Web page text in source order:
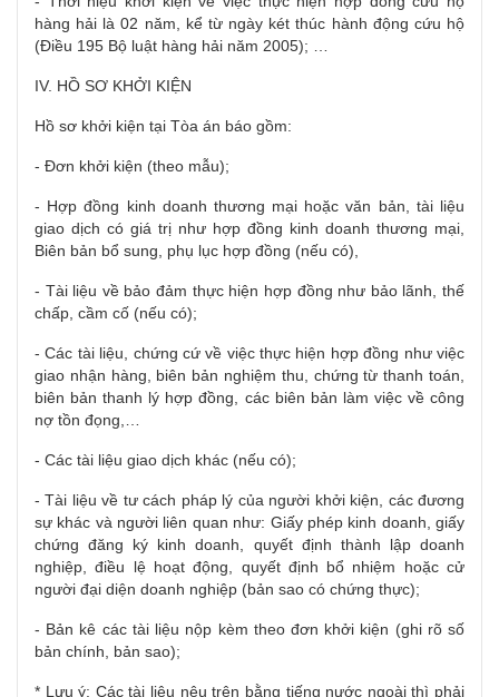
hàng hải là 02 năm, kể từ ngày két thúc hành động cứu hộ
(Điều 195 Bộ luật hàng hải năm 2005); …
IV. HỒ SƠ KHỞI KIỆN
Hồ sơ khởi kiện tại Tòa án báo gồm:
- Đơn khởi kiện (theo mẫu);
- Hợp đồng kinh doanh thương mại hoặc văn bản, tài liệu
giao dịch có giá trị như hợp đồng kinh doanh thương mại,
Biên bản bổ sung, phụ lục hợp đồng (nếu có),
- Tài liệu về bảo đảm thực hiện hợp đồng như bảo lãnh, thế
chấp, cầm cố (nếu có);
- Các tài liệu, chứng cứ về việc thực hiện hợp đồng như việc
giao nhận hàng, biên bản nghiệm thu, chứng từ thanh toán,
biên bản thanh lý hợp đồng, các biên bản làm việc về công
nợ tồn đọng,…
- Các tài liệu giao dịch khác (nếu có);
- Tài liệu về tư cách pháp lý của người khởi kiện, các đương
sự khác và người liên quan như: Giấy phép kinh doanh, giấy
chứng đăng ký kinh doanh, quyết định thành lập doanh
nghiệp, điều lệ hoạt động, quyết định bổ nhiệm hoặc cử
người đại diện doanh nghiệp (bản sao có chứng thực);
- Bản kê các tài liệu nộp kèm theo đơn khởi kiện (ghi rõ số
bản chính, bản sao);
* Lưu ý: Các tài liệu nêu trên bằng tiếng nước ngoài thì phải